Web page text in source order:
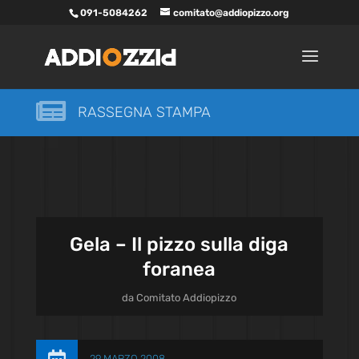
091-5084262 comitato@addiopizzo.org
 RASSEGNA STAMPA
Gela – Il pizzo sulla diga
foranea
daComitato Addiopizzo